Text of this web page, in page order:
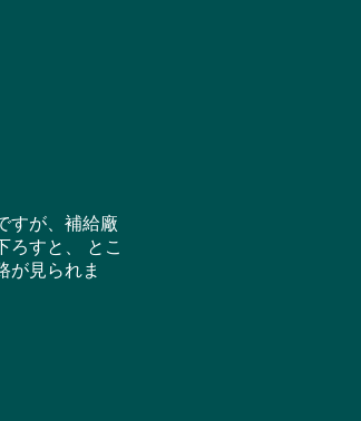
すが、補給廠
ろすと、 とこ
が見られま